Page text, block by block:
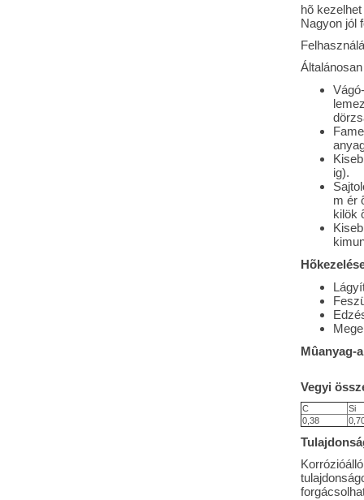
hõ
Nagyon jól
ig).
m ér
kilök
Mûanyag-
Vegyi
C
Si
0,38